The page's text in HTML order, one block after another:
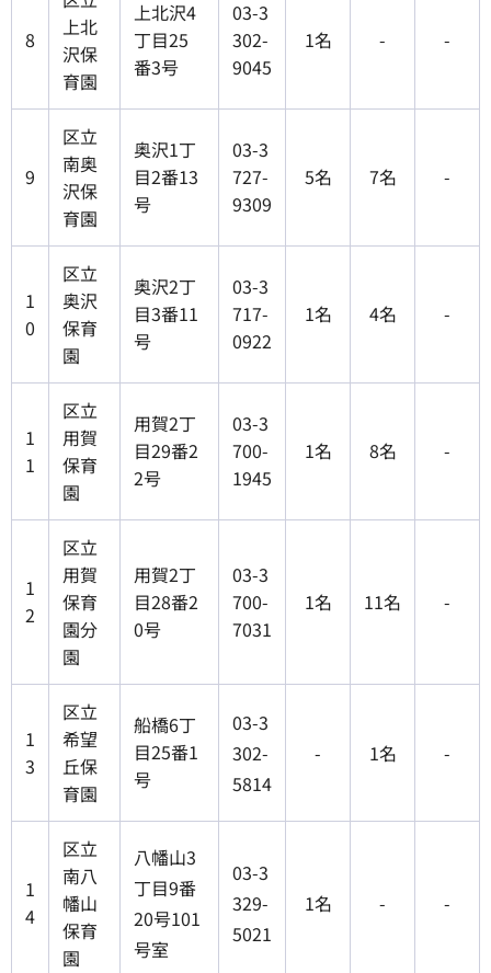
8
上北
沢保
育園
上北沢4
丁目25
番3号
03-3
302-
9045
1名 - -
9
区立
南奥
沢保
育園
奥沢1丁
目2番13
号
03-3
727-
9309
5名 7名 -
1
0
区立
奥沢
保育
園
奥沢2丁
目3番11
号
03-3
717-
0922
1名 4名 -
1
1
区立
用賀
保育
園
用賀2丁
目29番2
2号
03-3
700-
1945
1名 8名 -
1
2
区立
用賀
保育
園分
園
用賀2丁
目28番2
0号
03-3
700-
7031
1名 11名 -
1
3
区立
希望
丘保
育園
船橋6丁
目25番1
号
03-3
302-
5814
- 1名 -
1
4
区立
南八
幡山
保育
園
八幡山3
丁目9番
20号101
号室
03-3
329-
5021
1名 - -